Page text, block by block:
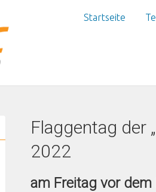
Startseite
Flaggentag der
2022
am Freitag vor